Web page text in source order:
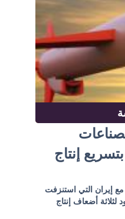
إنتاج
إيران التي استنزفت
أضعاف إنتاج